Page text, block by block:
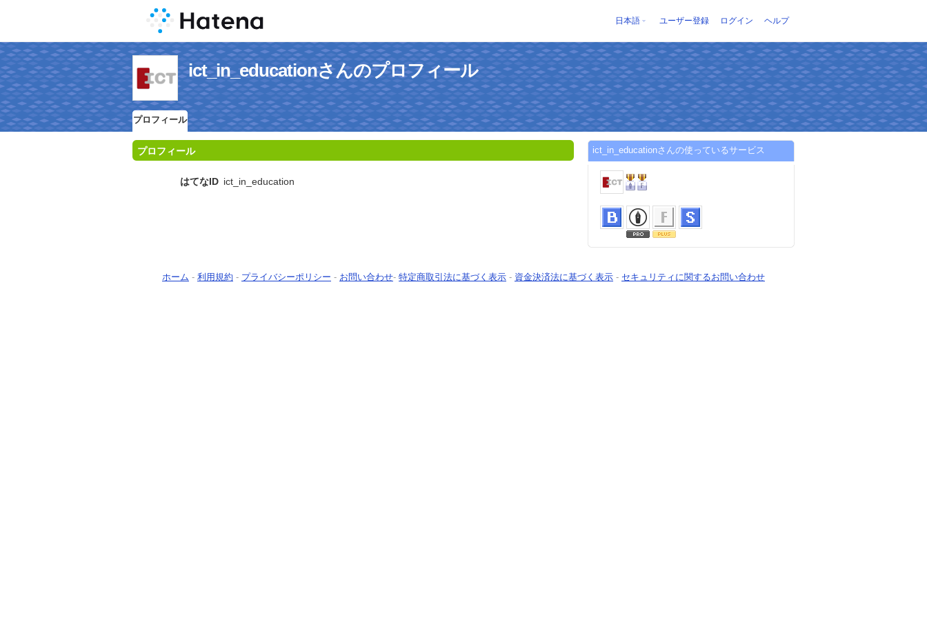
日本語 ユーザー登録 ログイン ヘルプ
ict_in_educationさんのプロフィール
プロフィール
プロフィール
はてなID ict_in_education
ict_in_educationさんの使っているサービス
ホーム - 利用規約 - プライバシーポリシー - お問い合わせ- 特定商取引法に基づく表示 - 資金決済法に基づく表示 - セキュリティに関するお問い合わせ